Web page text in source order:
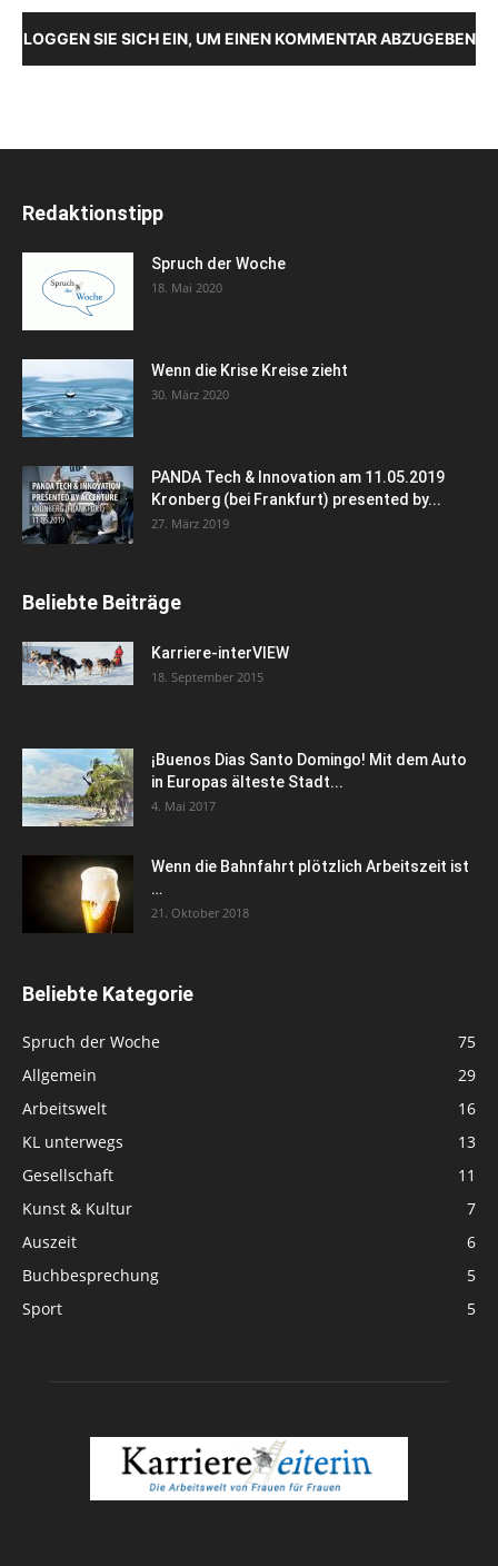
LOGGEN SIE SICH EIN, UM EINEN KOMMENTAR ABZUGEBEN
Redaktionstipp
Spruch der Woche
18. Mai 2020
Wenn die Krise Kreise zieht
30. März 2020
PANDA Tech & Innovation am 11.05.2019
Kronberg (bei Frankfurt) presented by...
27. März 2019
Beliebte Beiträge
Karriere-interVIEW
18. September 2015
¡Buenos Dias Santo Domingo! Mit dem Auto
in Europas älteste Stadt...
4. Mai 2017
Wenn die Bahnfahrt plötzlich Arbeitszeit ist
…
21. Oktober 2018
Beliebte Kategorie
Spruch der Woche
75
Allgemein
29
Arbeitswelt
16
KL unterwegs
13
Gesellschaft
11
Kunst & Kultur
7
Auszeit
6
Buchbesprechung
5
Sport
5